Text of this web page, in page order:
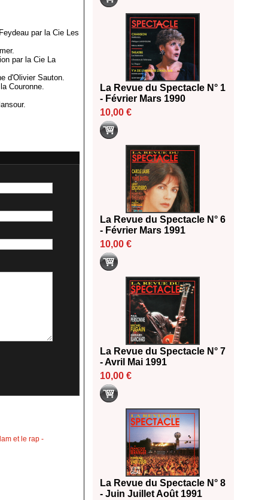
par la Cie Les
par la Cie La
d'Olivier Sauton.
Couronne.
et le rap -
La Revue du Spectacle N° 1
- Février Mars 1990
10,00 €
La Revue du Spectacle N° 6
- Février Mars 1991
10,00 €
La Revue du Spectacle N° 7
- Avril Mai 1991
10,00 €
La Revue du Spectacle N° 8
- Juin Juillet Août 1991